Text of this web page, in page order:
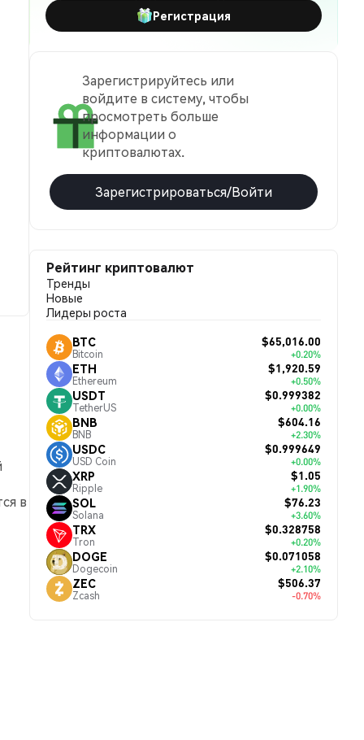
в
Регистрация
Зарегистрируйтесь или
войдите в систему, чтобы
просмотреть больше
информации о
криптовалютах.
Зарегистрироваться/Войти
Рейтинг криптовалют
Тренды
Новые
Лидеры роста
BTC
Bitcoin
$65,016.00
+0.20%
ETH
Ethereum
$1,920.59
+0.50%
USDT
TetherUS
$0.999382
+0.00%
BNB
BNB
$604.16
+2.30%
USDC
USD Coin
$0.999649
+0.00%
XRP
Ripple
$1.05
+1.90%
SOL
Solana
$76.23
+3.60%
TRX
Tron
$0.328758
+0.20%
DOGE
Dogecoin
$0.071058
+2.10%
ZEC
Zcash
$506.37
-0.70%